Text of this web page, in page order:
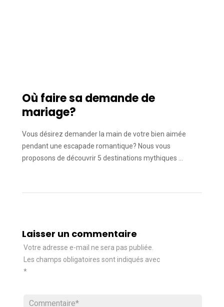
Où faire sa demande de
mariage?
Vous désirez demander la main de votre bien aimée
pendant une escapade romantique? Nous vous
proposons de découvrir 5 destinations mythiques …
Laisser un commentaire
Votre adresse e-mail ne sera pas publiée.
Les champs obligatoires sont indiqués avec
*